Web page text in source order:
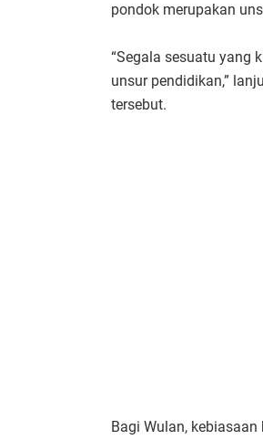
pondok merupakan
“Segala sesuatu yang
unsur pendidikan,”
tersebut.
Bagi Wulan,